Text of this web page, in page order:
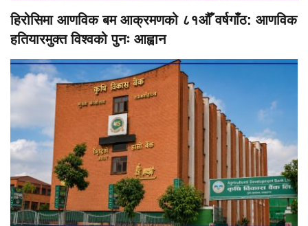
हिरोसिमा आणविक बम आक्रमणको ८१औँ वर्षगाँठ: आणविक
हतियारमुक्त विश्वको पुनः आह्वान